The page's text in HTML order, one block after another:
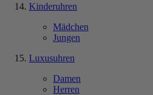
Kinderuhren
Mädchen
Jungen
Luxusuhren
Damen
Herren